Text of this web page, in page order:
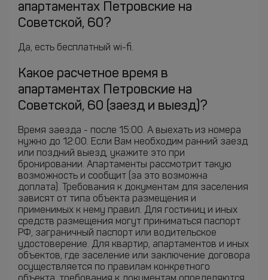
апартаментах Петровские на
Советской, 60?
Да, есть бесплатный wi-fi.
Какое расчетное время в
апартаментах Петровские на
Советской, 60 (заезд и выезд)?
Время заезда - после 15:00. А выехать из номера
нужно до 12:00. Если Вам необходим ранний заезд
или поздний выезд, укажите это при
бронировании. Апартаменты рассмотрит такую
возможность и сообщит (за это возможна
доплата). Требования к документам для заселения
зависят от типа объекта размещения и
применимых к нему правил. Для гостиниц и иных
средств размещения могут приниматься паспорт
РФ, заграничный паспорт или водительское
удостоверение. Для квартир, апартаментов и иных
объектов, где заселение или заключение договора
осуществляется по правилам конкретного